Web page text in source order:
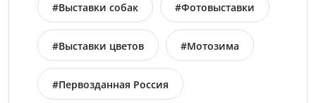
#Выставки собак #Фотовыставки
#Выставки цветов #Мотозима
#Первозданная Россия